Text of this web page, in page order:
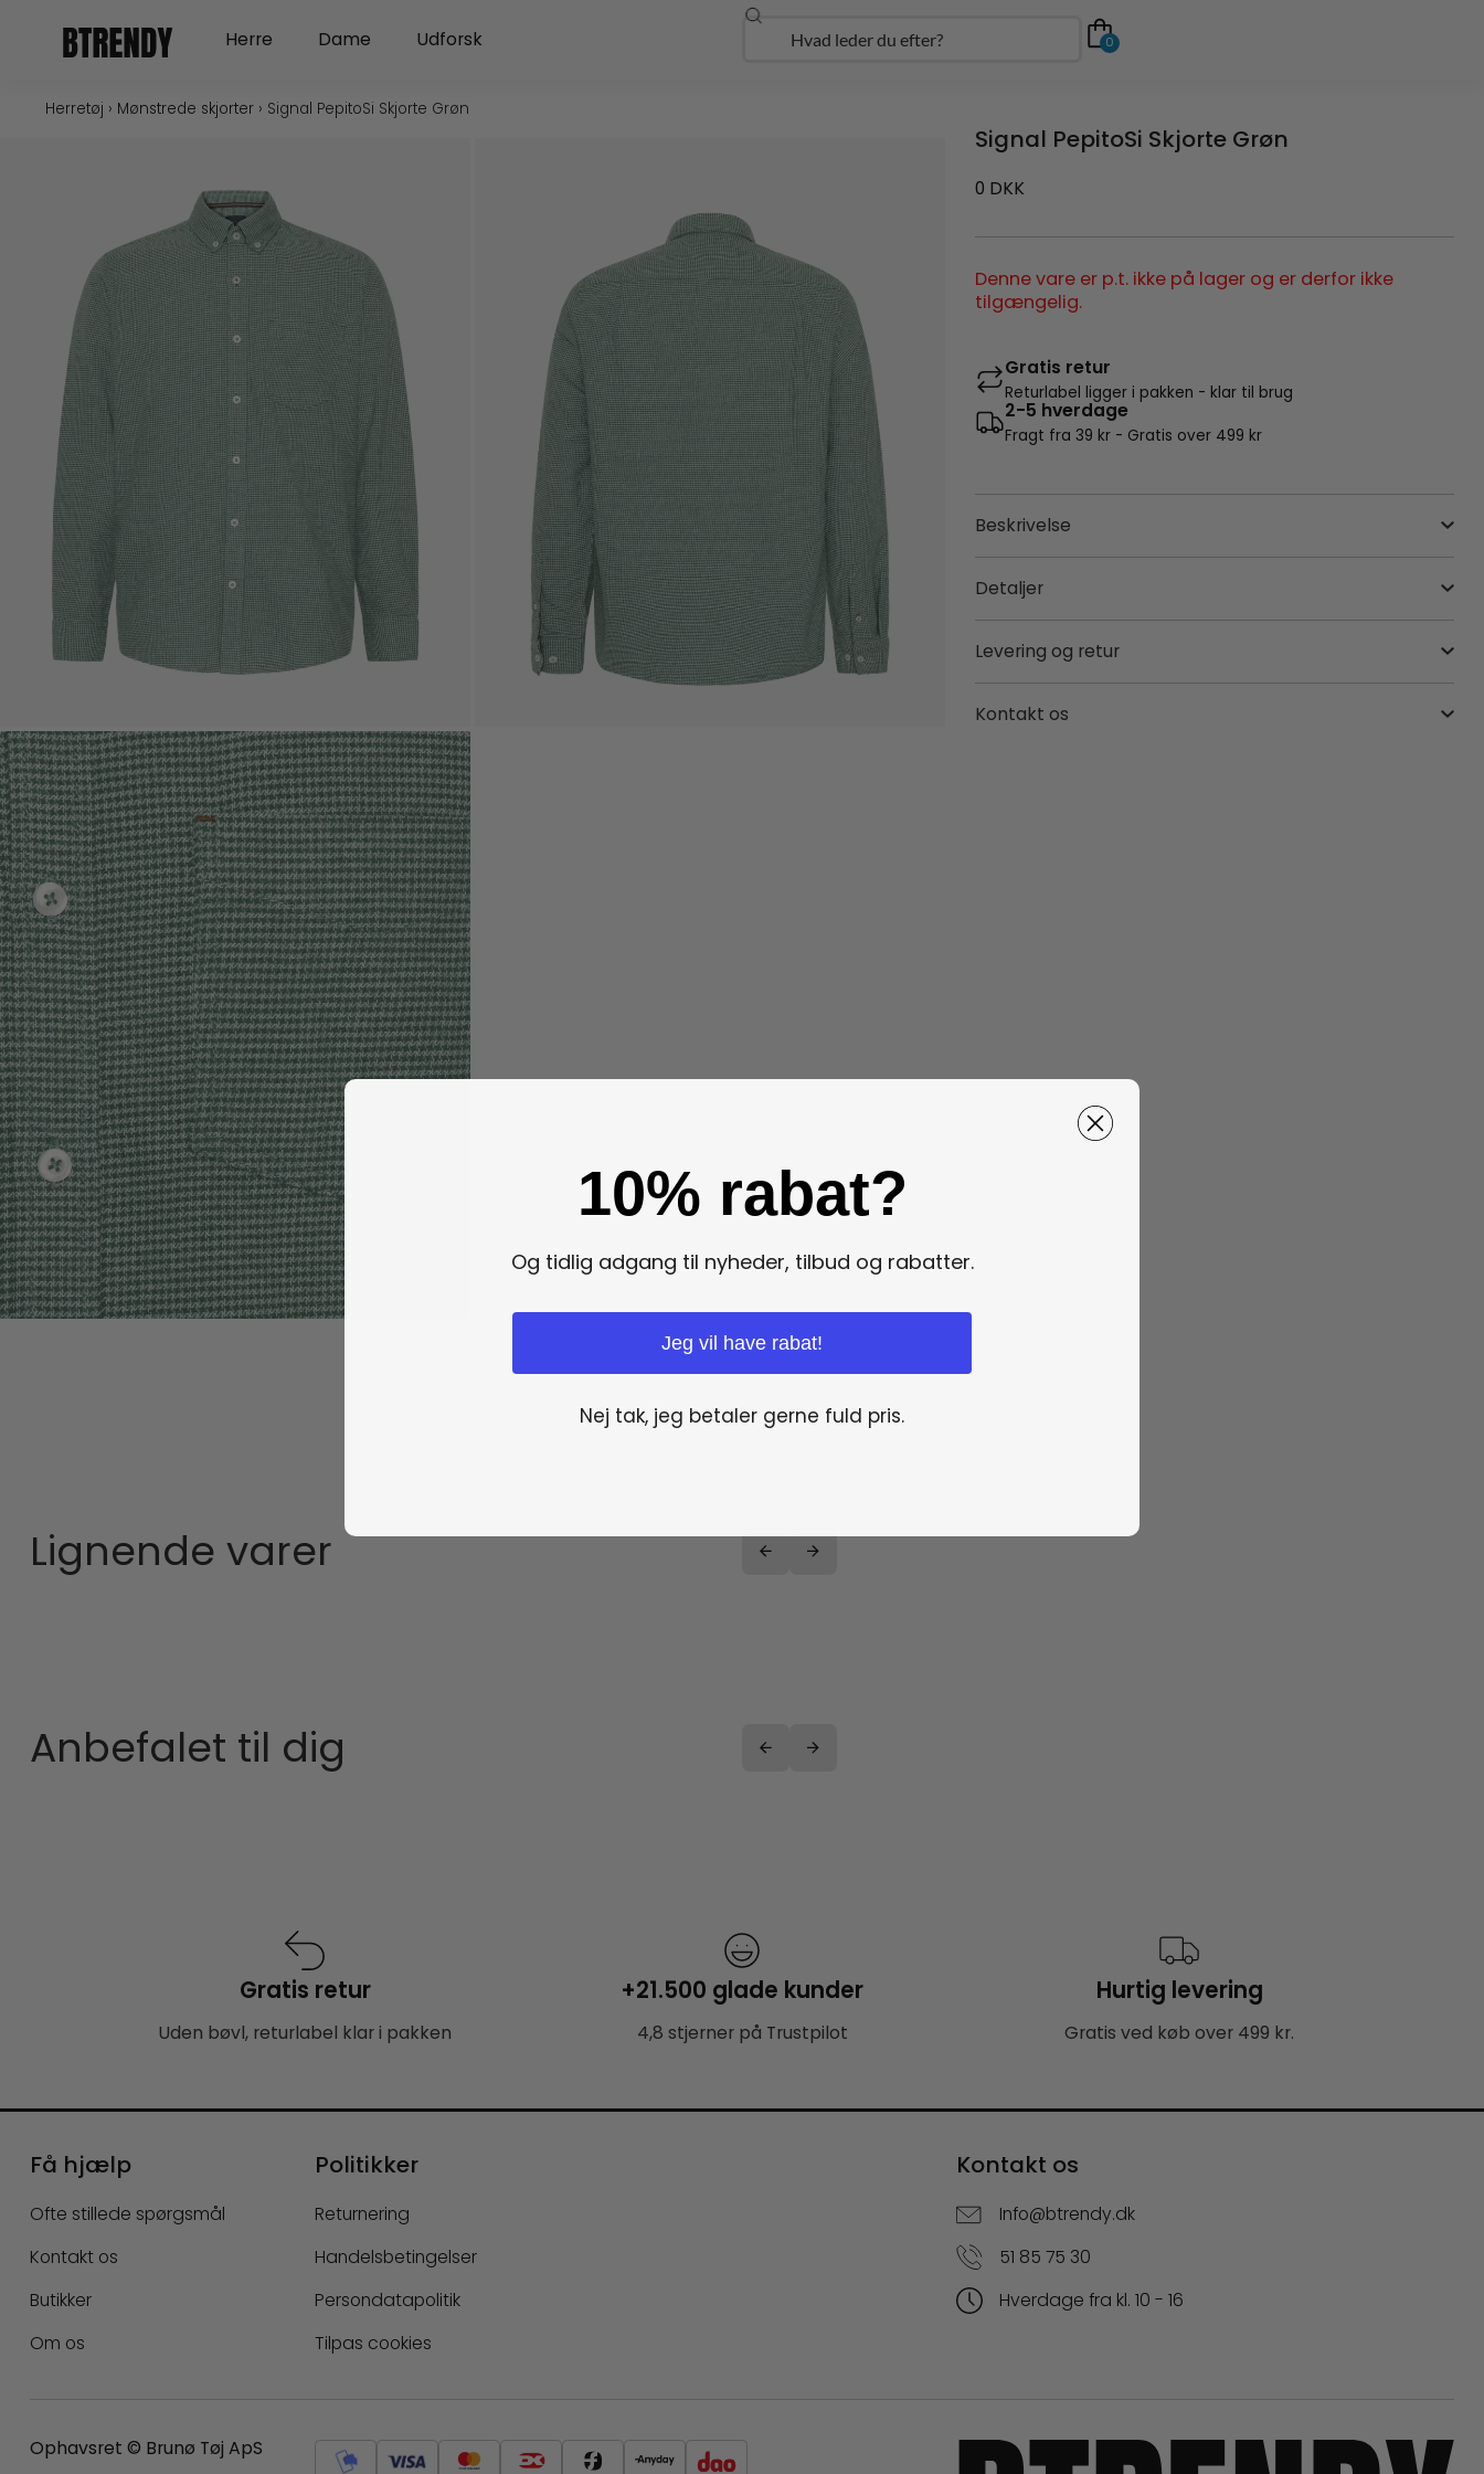
Herre Open Herre
Dame Open Dame
Udforsk Søg 0
Herretøj › Mønstrede skjorter› Signal PepitoSi Skjorte Grøn
Signal PepitoSi Skjorte Grøn
0 DKK
Denne vare er p.t. ikke på lager og er derfor ikke
tilgængelig.
Gratis retur
Returlabel ligger i pakken - klar til brug
2-5 hverdage
Fragt fra 39 kr - Gratis over 499 kr
Beskrivelse
Detaljer
Levering og retur
Kontakt os
Lignende varer
Anbefalet til dig
Gratis retur
Uden bøvl, returlabel klar i pakken
+21.500 glade kunder
4,8 stjerner på Trustpilot
Hurtig levering
Gratis ved køb over 499 kr.
Få hjælp
Ofte stillede spørgsmål
Kontakt os
Butikker
Om os
Politikker
Returnering
Handelsbetingelser
Persondatapolitik
Tilpas cookies
Kontakt os
Info@btrendy.dk
51 85 75 30
Hverdage fra kl. 10 - 16
Ophavsret © Brunø Tøj ApS
10% rabat?
Og tidlig adgang til nyheder, tilbud og rabatter.
Jeg vil have rabat!
Nej tak, jeg betaler gerne fuld pris.